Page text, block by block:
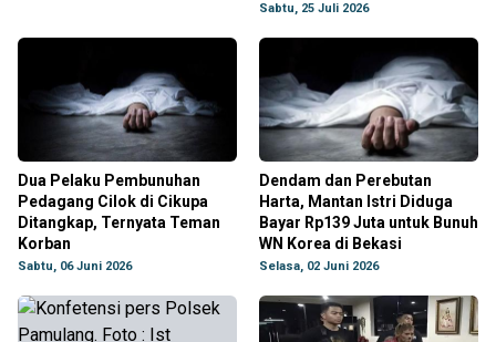
Sabtu, 25 Juli 2026
Dua Pelaku Pembunuhan
Pedagang Cilok di Cikupa
Ditangkap, Ternyata Teman
Korban
Sabtu, 06 Juni 2026
Dendam dan Perebutan
Harta, Mantan Istri Diduga
Bayar Rp139 Juta untuk Bunuh
WN Korea di Bekasi
Selasa, 02 Juni 2026